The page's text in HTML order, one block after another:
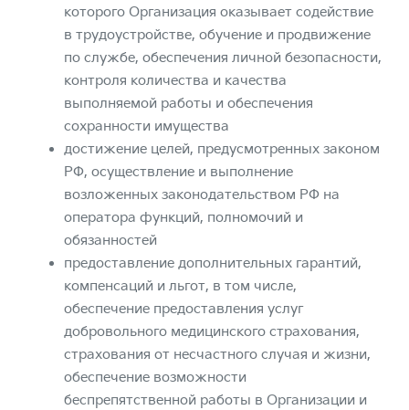
которого Организация оказывает содействие
в трудоустройстве, обучение и продвижение
по службе, обеспечения личной безопасности,
контроля количества и качества
выполняемой работы и обеспечения
сохранности имущества
достижение целей, предусмотренных законом
РФ, осуществление и выполнение
возложенных законодательством РФ на
оператора функций, полномочий и
обязанностей
предоставление дополнительных гарантий,
компенсаций и льгот, в том числе,
обеспечение предоставления услуг
добровольного медицинского страхования,
страхования от несчастного случая и жизни,
обеспечение возможности
беспрепятственной работы в Организации и